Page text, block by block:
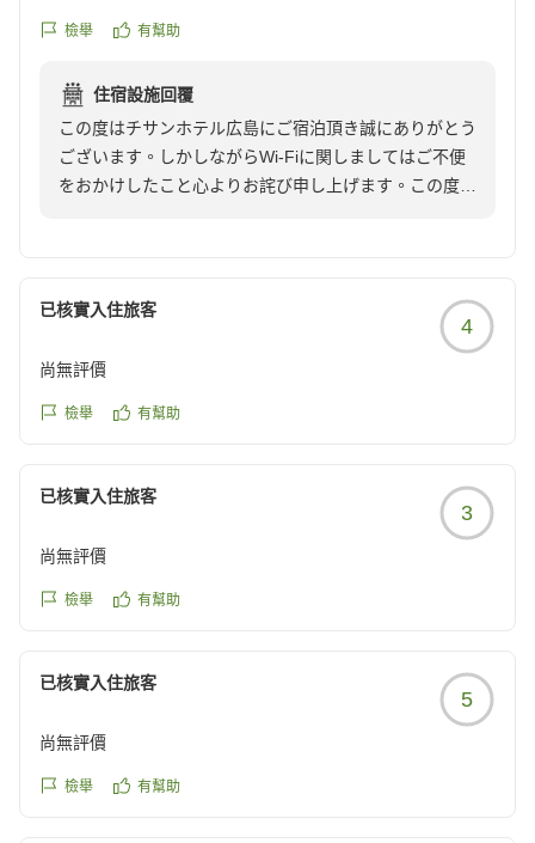
檢舉 有幫助
住宿設施回覆
この度はチサンホテル広島にご宿泊頂き誠にありがとう
ございます。しかしながらWi-Fiに関しましてはご不便
をおかけしたこと心よりお詫び申し上げます。この度の
ご利用いただければ幸いでございます。お忙しいところ
チサンホテル広島 フロント
已核實入住旅客
4
尚無評價
檢舉 有幫助
已核實入住旅客
3
尚無評價
檢舉 有幫助
已核實入住旅客
5
尚無評價
檢舉 有幫助